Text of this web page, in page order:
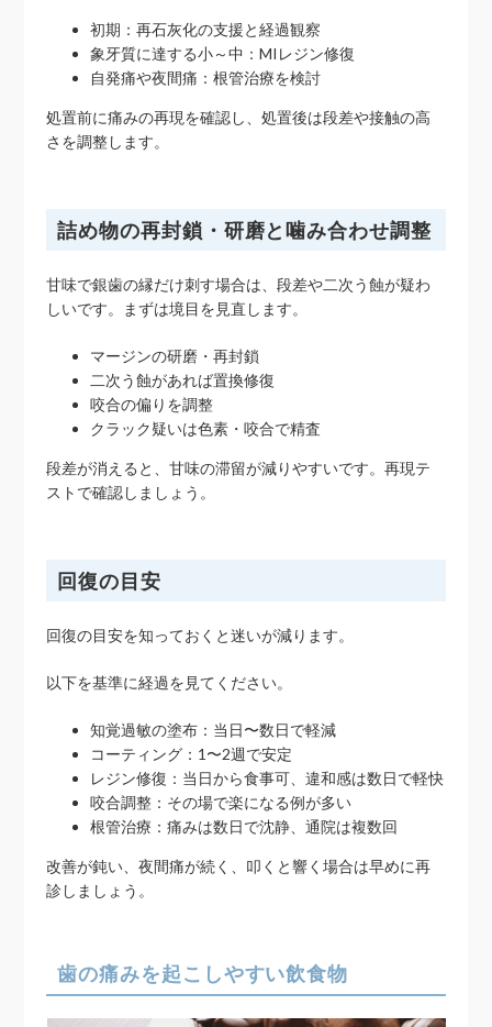
初期：再石灰化の支援と経過観察
象牙質に達する小～中：MIレジン修復
自発痛や夜間痛：根管治療を検討
処置前に痛みの再現を確認し、処置後は段差や接触の高
さを調整します。
詰め物の再封鎖・研磨と噛み合わせ調整
甘味で銀歯の縁だけ刺す場合は、段差や二次う蝕が疑わ
しいです。まずは境目を見直します。
マージンの研磨・再封鎖
二次う蝕があれば置換修復
咬合の偏りを調整
クラック疑いは色素・咬合で精査
段差が消えると、甘味の滞留が減りやすいです。再現テ
ストで確認しましょう。
回復の目安
回復の目安を知っておくと迷いが減ります。
以下を基準に経過を見てください。
知覚過敏の塗布：当日〜数日で軽減
コーティング：1〜2週で安定
レジン修復：当日から食事可、違和感は数日で軽快
咬合調整：その場で楽になる例が多い
根管治療：痛みは数日で沈静、通院は複数回
改善が鈍い、夜間痛が続く、叩くと響く場合は早めに再
診しましょう。
歯の痛みを起こしやすい飲食物